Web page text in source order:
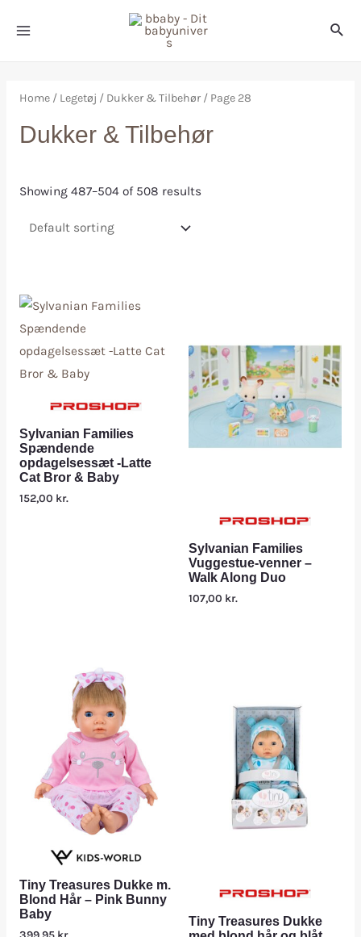
Home/ Legetøj / Dukker & Tilbehør/ Page 28
Dukker & Tilbehør
Showing 487–504 of 508 results
Sylvanian Families
Spændende
opdagelsessæt -Latte
Cat Bror & Baby
152,00 kr.
Sylvanian Families
Vuggestue-venner –
Walk Along Duo
107,00 kr.
Tiny Treasures Dukke m.
Blond Hår – Pink Bunny
Baby
Tiny Treasures Dukke